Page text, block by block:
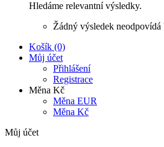
Hledáme relevantní výsledky.
Žádný výsledek
Košík (0)
Můj účet
Přihlášení
Registrace
Měna Kč
Měna EUR
Měna Kč
Můj účet